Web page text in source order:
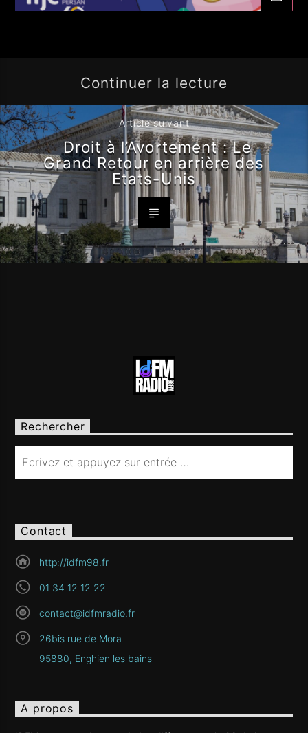
Continuer la lecture
Article suivant
Droit à l’Avortement : Le
Grand Retour en arrière des
Etats-Unis
Rechercher
Contact
http://idfm98.fr
01 34 12 12 22
contact@idfmradio.fr
26bis rue de Mora
95880, Enghien les bains
A propos